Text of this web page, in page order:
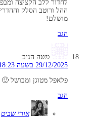
לחדור ללב הקציצה
ההל ורוטב הסלק
מושלם!
הגב
משה הגיב:
29/12/2025 בשעה 18:23
פלאפל מטוגן ומבושל 🙂
הגב
אורי שביט